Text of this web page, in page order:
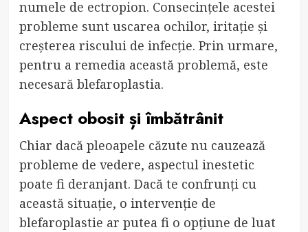
numele de ectropion. Consecințele acestei
probleme sunt uscarea ochilor, iritație și
creșterea riscului de infecție. Prin urmare,
pentru a remedia această problemă, este
necesară blefaroplastia.
Aspect obosit și îmbătrânit
Chiar dacă pleoapele căzute nu cauzează
probleme de vedere, aspectul inestetic
poate fi deranjant. Dacă te confrunți cu
această situație, o intervenție de
blefaroplastie ar putea fi o opțiune de luat